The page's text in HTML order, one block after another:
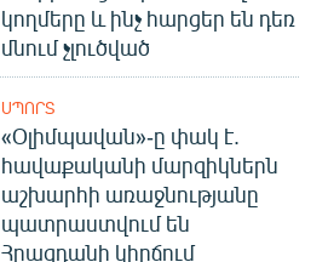
կողմերը և ինչ հարցեր են դեռ
մնում չլուծված
ՍՊՈՐՏ
«Օլիմպավան»-ը փակ է.
հավաքականի մարզիկներն
աշխարհի առաջնությանը
պատրաստվում են
Հրազդանի կիրճում